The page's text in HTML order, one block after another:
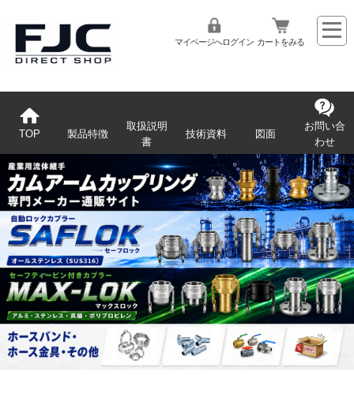
マイページへログイン カートをみる
TOP 製品特徴
取扱説明
書
技術資料 図面
お問い合
わせ